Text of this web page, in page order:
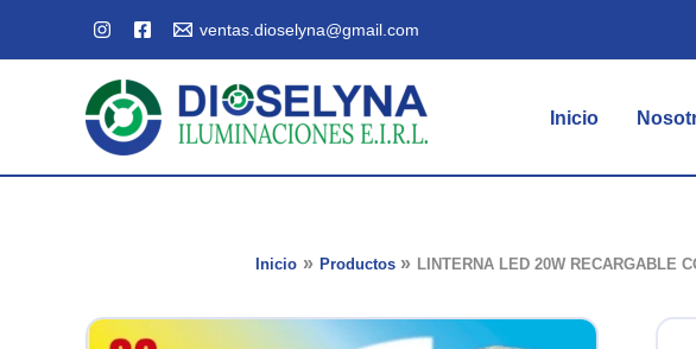
ventas.dioselyna@gmail.com
Inicio
Inicio Productos LINTERNA LED 20W RECARGABLE